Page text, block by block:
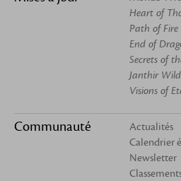
Heart of
Path of Fire
End of
Secrets of
Janthir
Visions of
Communauté
Actualités
Calendrier
Newsletter